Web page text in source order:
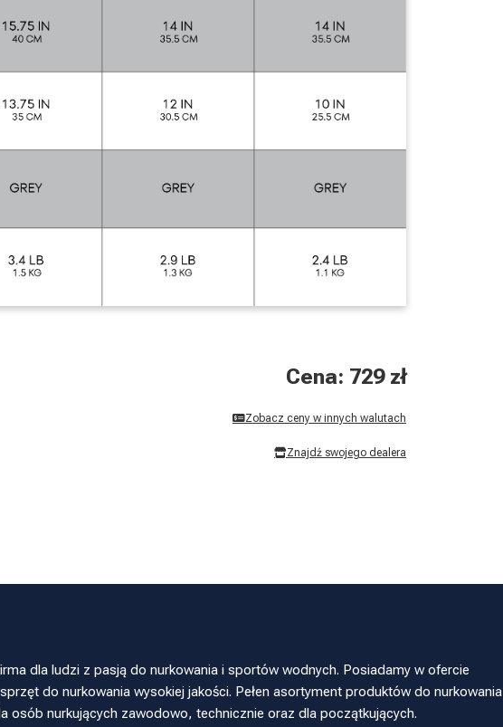
Cena: 729 zł
Zobacz ceny w innych walutach
Znajdź swojego dealera
dla ludzi z pasją do nurkowania i sportów wodnych. Posiadamy w ofercie
do nurkowania wysokiej jakości. Pełen asortyment produktów do nurkowania
osób nurkujących zawodowo, technicznie oraz dla początkujących.